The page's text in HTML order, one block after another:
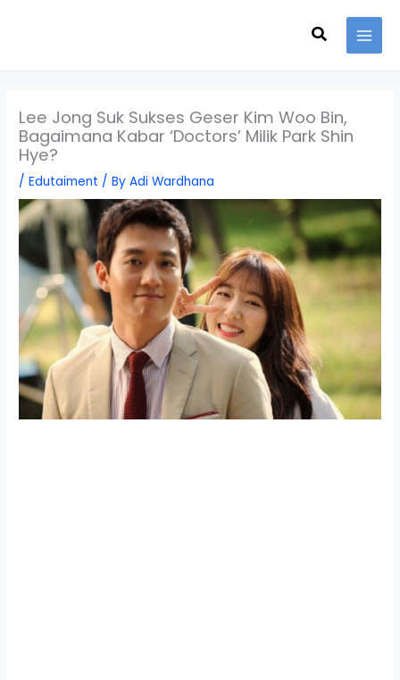
Search
Lee Jong Suk Sukses Geser Kim Woo Bin,
Bagaimana Kabar ‘Doctors’ Milik Park Shin
Hye?
/Edutaiment / ByAdi Wardhana